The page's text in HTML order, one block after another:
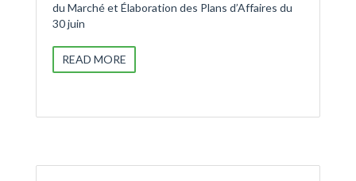
du Marché et Élaboration des Plans d’Affaires du
30 juin
READ MORE